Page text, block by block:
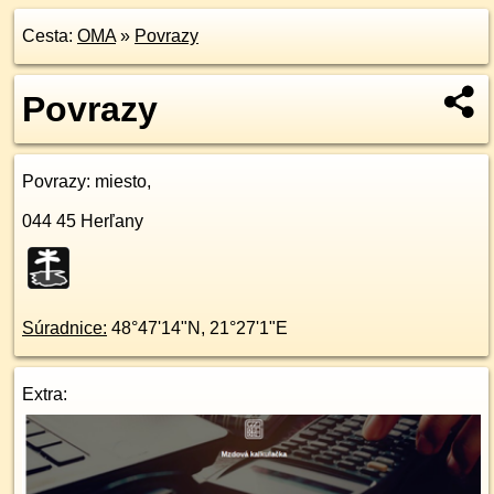
Cesta: OMA» Povrazy
Povrazy
Povrazy: miesto,
044 45 Herľany
Súradnice: 48°47'14"N , 21°27'1"E
Extra: